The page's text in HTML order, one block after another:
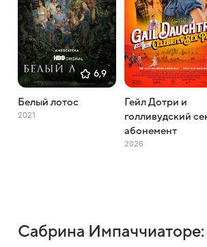
6,9
Белый лотос
2021
Гейл Дотри и
голливудский
абонемент
2026
Сабрина